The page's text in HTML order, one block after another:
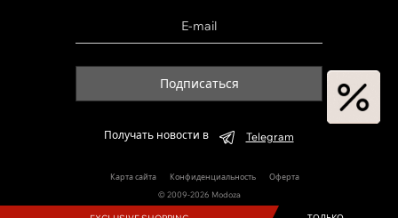
Подписаться
Получать новости в Telegram
Карта сайта Конфиденциальность
Оферта
© 2009-2026 Modoza